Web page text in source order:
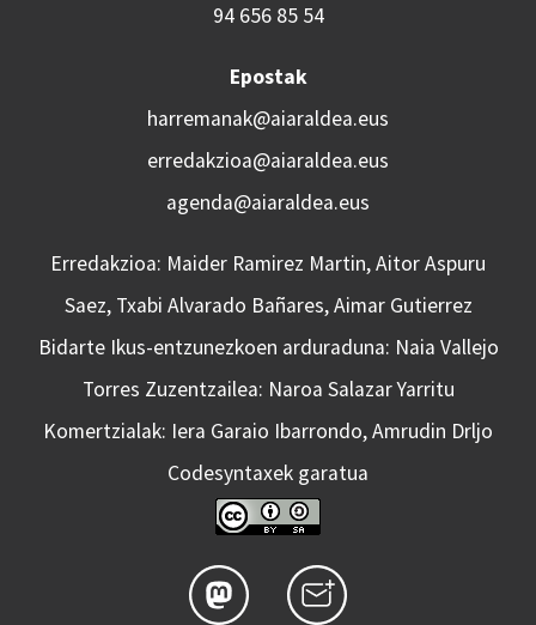
94 656 85 54
Epostak
harremanak@aiaraldea.eus
erredakzioa@aiaraldea.eus
agenda@aiaraldea.eus
Erredakzioa: Maider Ramirez Martin, Aitor Aspuru
Saez, Txabi Alvarado Bañares, Aimar Gutierrez
Bidarte Ikus-entzunezkoen arduraduna: Naia Vallejo
Torres Zuzentzailea: Naroa Salazar Yarritu
Komertzialak: Iera Garaio Ibarrondo, Amrudin Drljo
Codesyntaxek garatua